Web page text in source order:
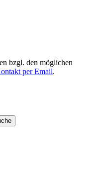
bzgl. den möglichen
per Email.